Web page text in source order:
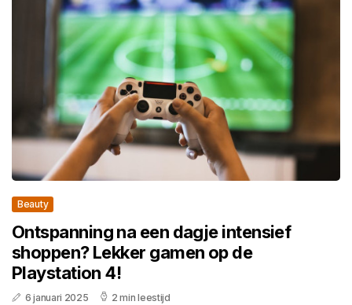
Beauty
Ontspanning na een dagje intensief
shoppen? Lekker gamen op de
Playstation 4!
6 januari 2025 2 min leestijd